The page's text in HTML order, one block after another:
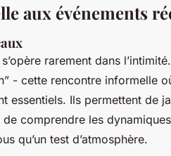
aux événements
rarement dans
- cette rencontre informelle
essentiels. Ils permettent de
de comprendre les
qu’un test d’atmosphère.